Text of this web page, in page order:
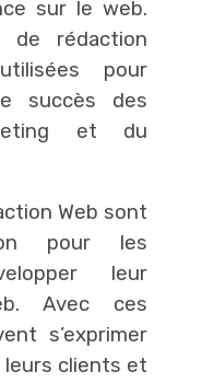
sur le web.
de rédaction
pour
succès des
et du
Web sont
pour les
leur
Avec ces
s’exprimer
clients et